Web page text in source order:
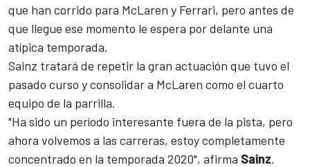
que han corrido para McLaren y Ferrari, pero antes de
que llegue ese momento le espera por delante una
atípica temporada.
Sainz tratará de repetir la gran actuación que tuvo el
pasado curso y consolidar a McLaren como el cuarto
equipo de la parrilla.
"Ha sido un período interesante fuera de la pista, pero
ahora volvemos a las carreras, estoy completamente
concentrado en la temporada 2020", afirma Sainz.